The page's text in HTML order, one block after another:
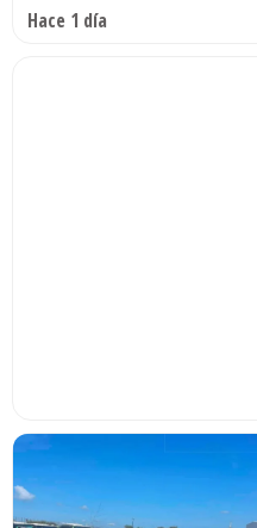
Hace 1 día